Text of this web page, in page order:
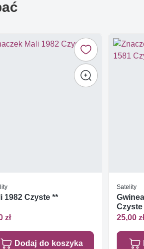
1982 Czyste **
zł
Dodaj do koszyka
Satelity
Czyste
25,00 zł